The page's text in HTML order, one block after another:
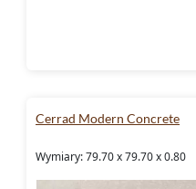
Cerrad Modern Concrete
Wymiary: 79.70 x 79.70 x 0.80